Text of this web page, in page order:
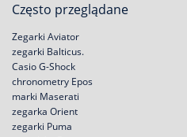
Często przeglądane
Zegarki Aviator
zegarki Balticus.
Casio G-Shock
chronometry Epos
marki Maserati
zegarka Orient
zegarki Puma